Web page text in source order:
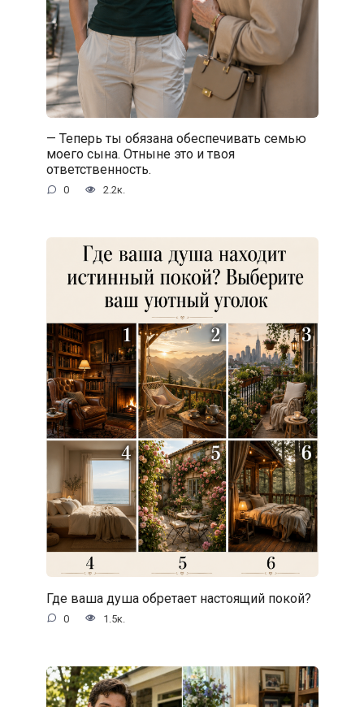
— Теперь ты обязана обеспечивать семью
моего сына. Отныне это и твоя
ответственность.
0 2.2к.
Где ваша душа обретает настоящий покой?
0 1.5к.